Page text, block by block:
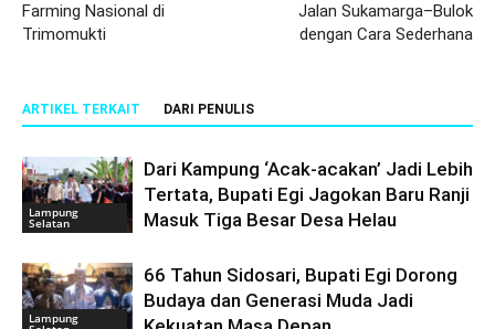
Farming Nasional di
Trimomukti
Jalan Sukamarga–Bulok
dengan Cara Sederhana
ARTIKEL TERKAIT DARI PENULIS
Lampung
Selatan
Dari Kampung ‘Acak-acakan’ Jadi Lebih
Tertata, Bupati Egi Jagokan Baru Ranji
Masuk Tiga Besar Desa Helau
Lampung
66 Tahun Sidosari, Bupati Egi Dorong
Budaya dan Generasi Muda Jadi